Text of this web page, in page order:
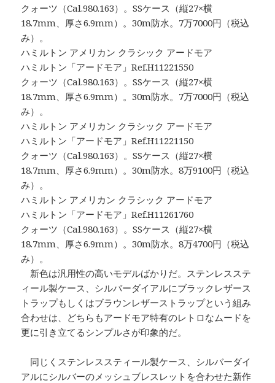
クォーツ（Cal.980.163）。SSケース（縦27×横
18.7mm、厚さ6.9mm）。30m防水。7万7000円（税込
み）。
ハミルトン アメリカン クラシック アードモア
ハミルトン「アードモア」Ref.H11221550
クォーツ（Cal.980.163）。SSケース（縦27×横
18.7mm、厚さ6.9mm）。30m防水。7万7000円（税込
み）。
ハミルトン アメリカン クラシック アードモア
ハミルトン「アードモア」Ref.H11221150
クォーツ（Cal.980.163）。SSケース（縦27×横
18.7mm、厚さ6.9mm）。30m防水。8万9100円（税込
み）。
ハミルトン アメリカン クラシック アードモア
ハミルトン「アードモア」Ref.H11261760
クォーツ（Cal.980.163）。SSケース（縦27×横
18.7mm、厚さ6.9mm）。30m防水。8万4700円（税込
み）。
新色は汎用性の高いモデルばかりだ。ステンレスステ
ィール製ケース、シルバーダイアルにブラックレザース
トラップもしくはブラウンレザーストラップという組み
合わせは、どちらもアードモア特有のレトロなムードを
更に引き立てるシンプルさが印象的だ。
同じくステンレススティール製ケース、シルバーダイ
アルにシルバーのメッシュブレスレットを合わせた新作